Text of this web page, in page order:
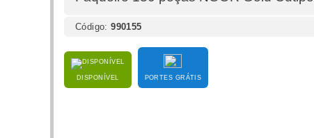
Código:990155
DISPONÍVEL PORTES GRÁTIS